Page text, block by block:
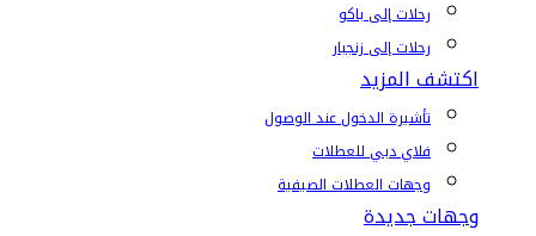
رحلات إلى باكو
رحلات إلى زنجبار
اكتشف المزيد
تأشيرة الدخول عند الوصول
فلاي دبي للعطلات
وجهات العطلات الصيفية
وجهات جديدة